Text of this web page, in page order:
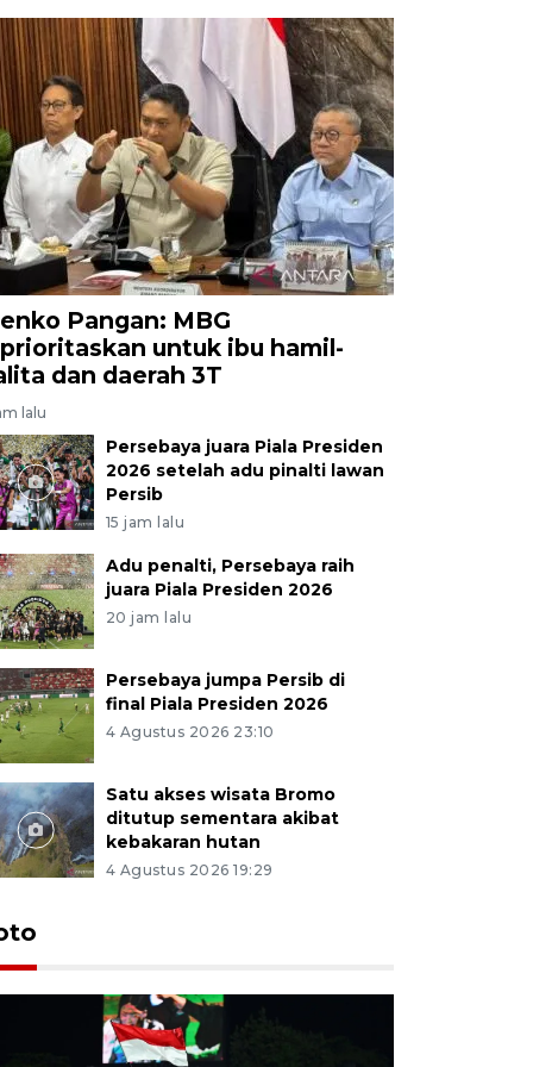
Pangan: MBG
untuk ibu hamil-
dan daerah 3T
lalu
Persebaya juara Piala Presiden
2026 setelah adu pinalti lawan
Persib
15 jam lalu
Adu penalti, Persebaya raih
juara Piala Presiden 2026
20 jam lalu
Persebaya jumpa Persib di
final Piala Presiden 2026
4 Agustus 2026 23:10
Satu akses wisata Bromo
ditutup sementara akibat
kebakaran hutan
4 Agustus 2026 19:29